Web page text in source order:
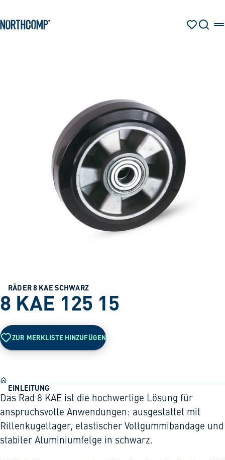
Zur Navigation springen
SUCHE
DE
RÄDER 8 KAE SCHWARZ
8 KAE 125 15
ZUR MERKLISTE HINZUFÜGEN
EINLEITUNG
Das Rad 8 KAE ist die hochwertige Lösung für
anspruchsvolle Anwendungen: ausgestattet mit
Rillenkugellager, elastischer Vollgummibandage und
stabiler Aluminiumfelge in schwarz.